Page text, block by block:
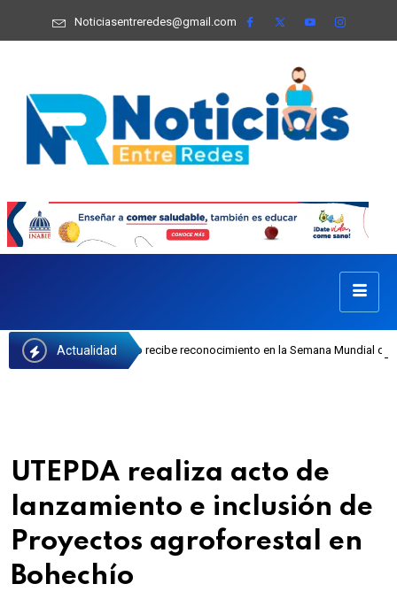
Noticiasentreredes@gmail.com
Actualidad
Castillo recibe reconocimiento en la Semana Mundial de la Lactancia
UTEPDA realiza acto de
lanzamiento e inclusión de
Proyectos agroforestal en
Bohechío